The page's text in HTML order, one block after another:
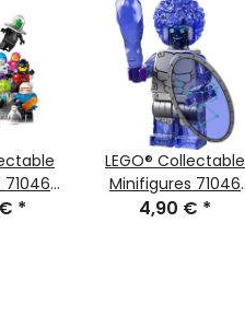
*
LEGO® Collectable
Minifigures 71046
Series 26 Minifigur
4,90 € *